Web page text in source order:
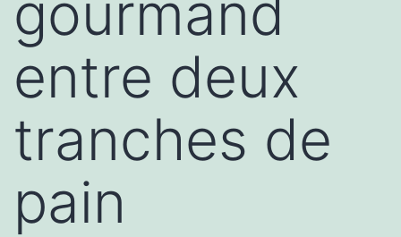
entre deux
tranches de
pain